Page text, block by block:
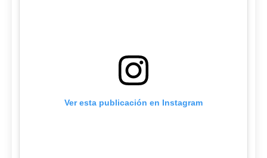
Ver esta publicación en Instagram